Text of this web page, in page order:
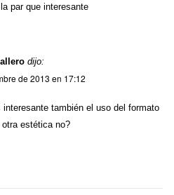
par que interesante
dijo:
de 2013 en 17:12
también el uso del formato
estética no?